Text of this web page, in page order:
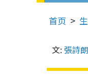
首页
文: 張詩朗